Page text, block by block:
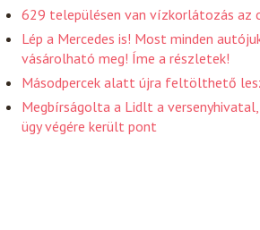
629 településen van vízkorlátozás az
Lép a Mercedes is! Most minden
vásárolható meg! Íme a részletek!
Másodpercek alatt újra feltölthető
Megbírságolta a Lidlt a
ügy végére került pont